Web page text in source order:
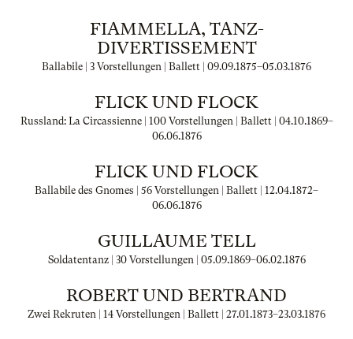
FIAMMELLA, TANZ-
DIVERTISSEMENT
Ballabile | 3 Vorstellungen | Ballett | 09.09.1875–05.03.1876
FLICK UND FLOCK
Russland: La Circassienne | 100 Vorstellungen | Ballett | 04.10.1869–
06.06.1876
FLICK UND FLOCK
Ballabile des Gnomes | 56 Vorstellungen | Ballett | 12.04.1872–
06.06.1876
GUILLAUME TELL
Soldatentanz | 30 Vorstellungen | 05.09.1869–06.02.1876
ROBERT UND BERTRAND
Zwei Rekruten | 14 Vorstellungen | Ballett | 27.01.1873–23.03.1876